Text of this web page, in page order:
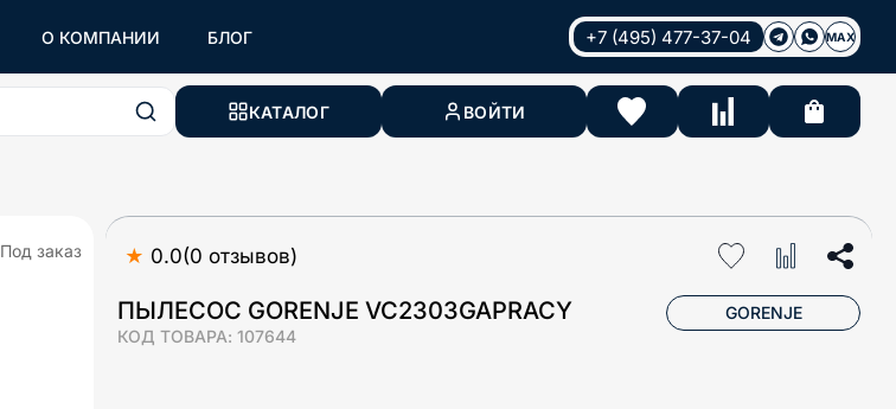
О КОМПАНИИ БЛОГ +7 (495) 477-37-04 MAX
КАТАЛОГ ВОЙТИ
★ 0.0(0 отзывов)
ПЫЛЕСОС GORENJE VC2303GAPRACY
КОД ТОВАРА: 107644
GORENJE
Под заказ